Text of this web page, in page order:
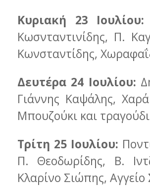
Κυριακή 23 Ιουλίου:
Κωσνταντινίδης, Π.
Κωνσταντίδης,
Δευτέρα 24 Ιουλίου:
Γιάννης Καψάλης,
Μπουζούκι και
Τρίτη 25 Ιουλίου:
Π. Θεοδωρίδης, Β.
Κλαρίνο Σιώπης,